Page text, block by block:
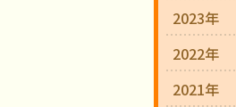
2023年
2022年
2021年